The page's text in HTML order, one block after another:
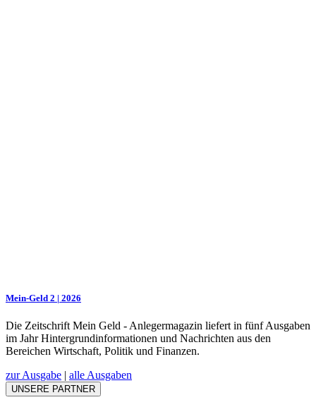
Mein-Geld 2 | 2026
Die Zeitschrift Mein Geld - Anlegermagazin liefert in fünf Ausgaben
im Jahr Hintergrundinformationen und Nachrichten aus den
Bereichen Wirtschaft, Politik und Finanzen.
zur Ausgabe | alle Ausgaben
UNSERE PARTNER